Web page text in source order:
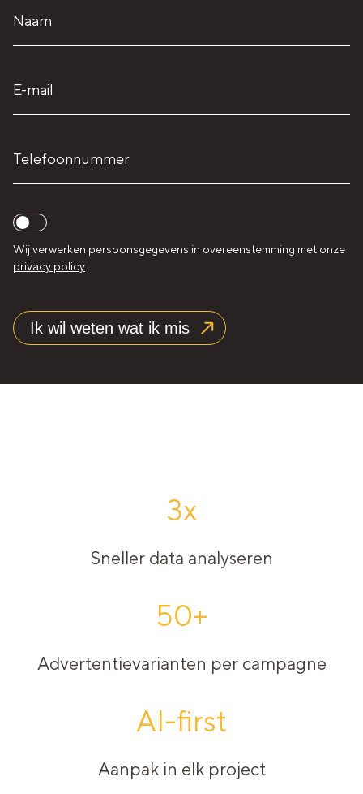
Naam
E-
Telefoonnummer
Instemming
Wij verwerken persoonsgegevens in overeenstemming met onze
privacy policy
3x
Sneller data analyseren
50+
Advertentievarianten per campagne
AI-first
Aanpak in elk project